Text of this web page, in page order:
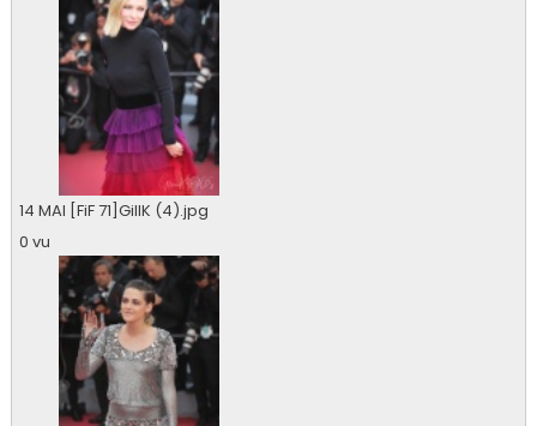
14 MAI [FiF 71]GillK (4).jpg
0 vu